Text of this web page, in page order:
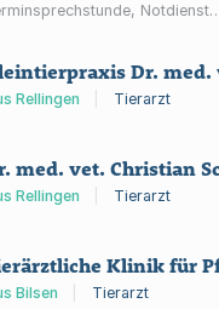
Notdienst
Labor und
Rellingen Tierarzt
Rellingen Tierarzt
Bilsen
Tierarzt